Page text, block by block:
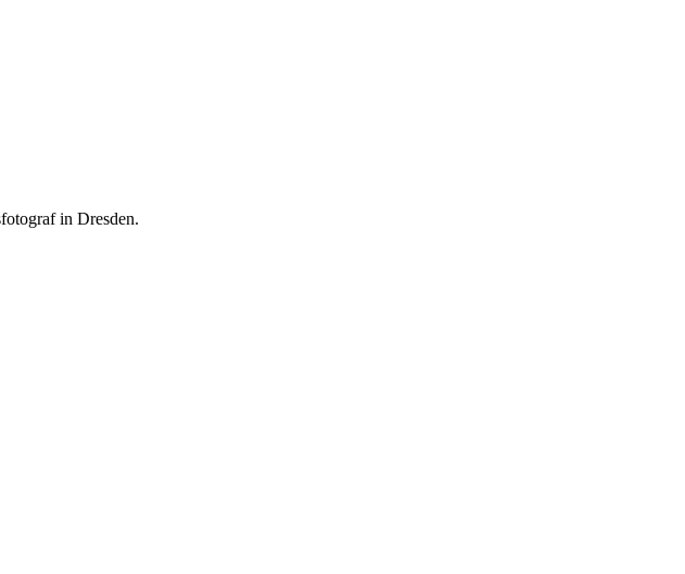
in Dresden.